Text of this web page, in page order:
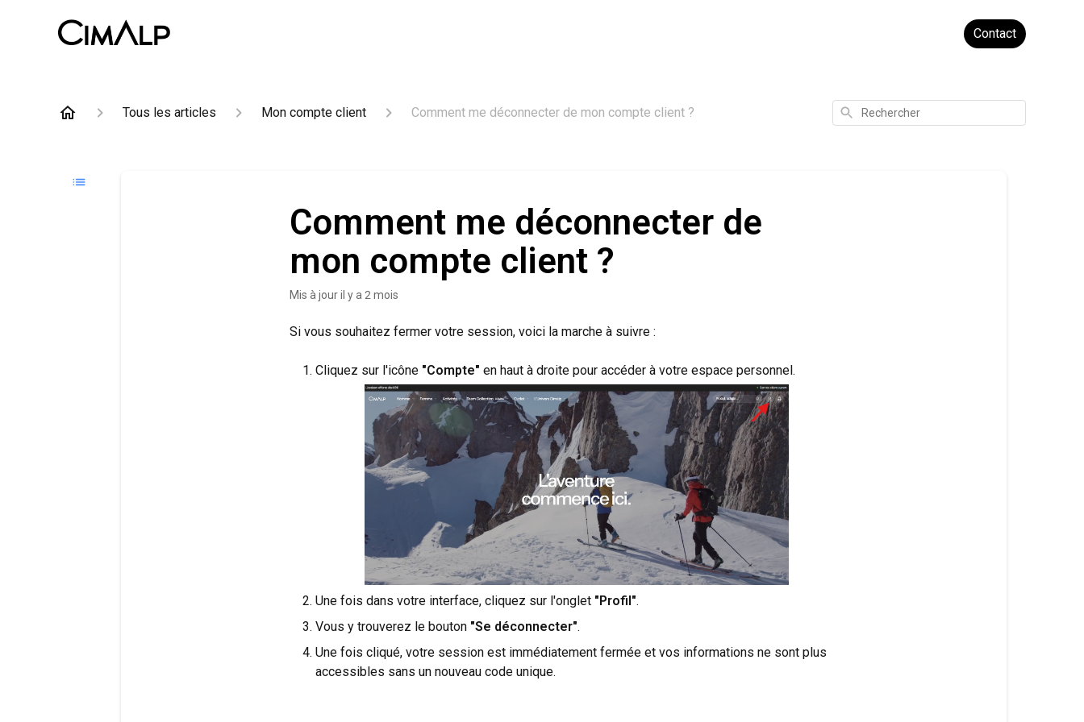
Contact
Tous les articles Mon compte client Comment me déconnecter de mon compte client ? Rechercher
Comment me déconnecter de
mon compte client ?
Mis à jouril y a 2 mois
Si vous souhaitez fermer votre session, voici la marche à suivre :
Cliquez sur l'icône "Compte" en haut à droite pour accéder à votre espace personnel.
Une fois dans votre interface, cliquez sur l'onglet "Profil".
Vous y trouverez le bouton "Se déconnecter".
Une fois cliqué, votre session est immédiatement fermée et vos informations ne sont plus
accessibles sans un nouveau code unique.